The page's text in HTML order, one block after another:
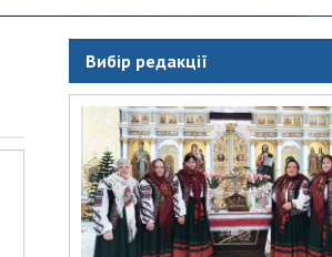
Вибір редакції